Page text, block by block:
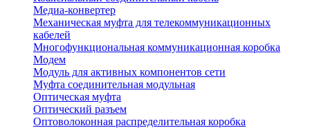
Медиа-конвертер
Механическая муфта для телекоммуникационных
кабелей
Многофункциональная коммуникационная коробка
Модем
Модуль для активных компонентов сети
Муфта соединительная модульная
Оптическая муфта
Оптический разъем
Оптоволоконная распределительная коробка